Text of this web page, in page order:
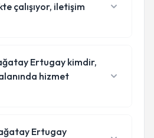
çalışıyor, iletişim
Ertugay kimdir,
hizmet
Ertugay